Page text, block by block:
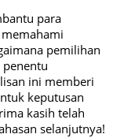
para
pemilihan
ini memberi
keputusan
kasih telah
selanjutnya!